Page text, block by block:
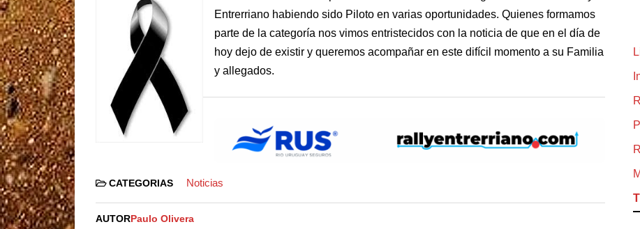
Entrerriano habiendo sido Piloto en varias oportunidades. Quienes formamos
parte de la categoría nos vimos entristecidos con la noticia de que en el día de
hoy dejo de existir y queremos acompañar en este difícil momento a su Familia
y allegados.
CATEGORIAS Noticias
AUTOR Paulo Olivera